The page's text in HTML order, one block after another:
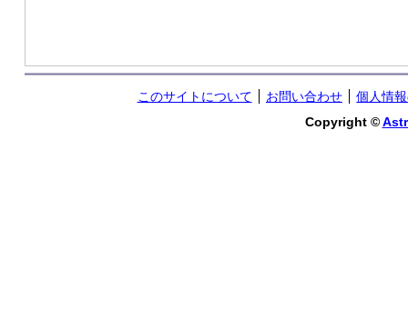
このサイトについて お問い合わせ
個人情
Copyright ©